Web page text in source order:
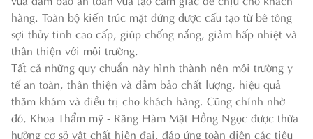
hàng. Toàn bộ kiến trúc mặt đứng được cấu tạo từ bê tông
sợi thủy tinh cao cấp, giúp chống nắng, giảm hấp nhiệt và
thân thiện với môi trường.
Tất cả những quy chuẩn này hình thành nên môi trường y
tế an toàn, thân thiện và đảm bảo chất lượng, hiệu quả
thăm khám và điều trị cho khách hàng. Cũng chính nhờ
đó, Khoa Thẩm mỹ - Răng Hàm Mặt Hồng Ngọc được thừa
hưởng cơ sở vật chất hiện đại, đáp ứng toàn diện các tiêu